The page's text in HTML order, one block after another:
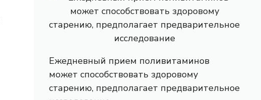
Ежедневный прием поливитаминов
может способствовать здоровому
старению, предполагает предварительное